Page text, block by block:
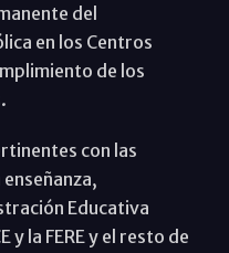
del
en los Centros
de los
con las
Educativa
y la FERE y el resto de